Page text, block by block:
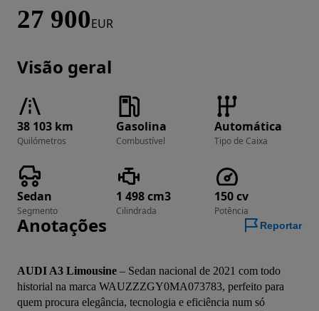
27 900EUR
Visão geral
38 103 km
Quilómetros
Gasolina
Combustível
Automática
Tipo de Caixa
Sedan
Segmento
1 498 cm3
Cilindrada
150 cv
Potência
Anotações Reportar
AUDI A3 Limousine – Sedan nacional de 2021 com todo
historial na marca WAUZZZGY0MA073783, perfeito para
quem procura elegância, tecnologia e eficiência num só